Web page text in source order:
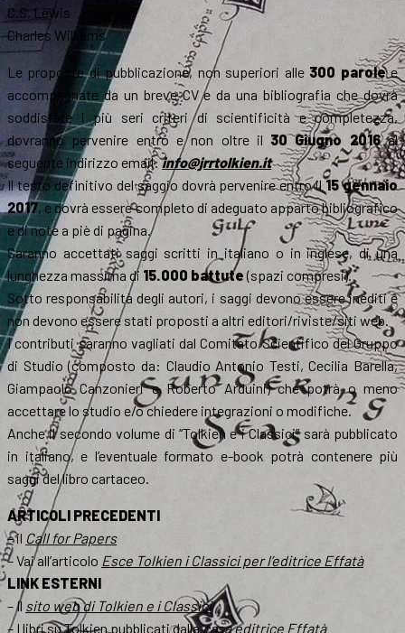
C.S. Lewis
Charles Williams
Le proposte di pubblicazione, non superiori alle 300 parolee
accompagnate da un breve CV e da una bibliografia che dovrà
soddisfare i più seri criteri di scientificità e completezza,
dovranno pervenire entro e non oltre il 30 Giugno 2016al
seguente indirizzo email:info@jrrtolkien.it
Il testo definitivo del saggio dovrà pervenire entro il15 gennaio
2017, e dovrà essere completo di adeguato apparto bibliografico
e di note a piè di pagina.
Saranno accettati saggi scritti in italiano o in inglese, di una
lunghezza massima di 15.000 battute(spazi compresi).
Sotto responsabilità degli autori, i saggi devono essere inediti e
non devono essere stati proposti a altri editori/riviste/siti web.
I contributi saranno vagliati dal Comitato Scientifico del Gruppo
di Studio (composto da: Claudio Antonio Testi, Cecilia Barella,
Giampaolo Canzonieri e Roberto Arduini) che potrà o meno
accettare lo studio e/o chiedere integrazioni o modifiche.
Anche il secondo volume di “Tolkien e i Classici” sarà pubblicato
in italiano, e l’eventuale formato e-book potrà contenere più
saggi del libro cartaceo.
ARTICOLI PRECEDENTI
– il Call for Papers
– Vai all’articolo Esce Tolkien i Classici per l’editrice Effatà
LINK ESTERNI
– Il sito web di Tolkien e i Classici
– I libri su Tolkien pubblicati dallacasa editrice Effatà